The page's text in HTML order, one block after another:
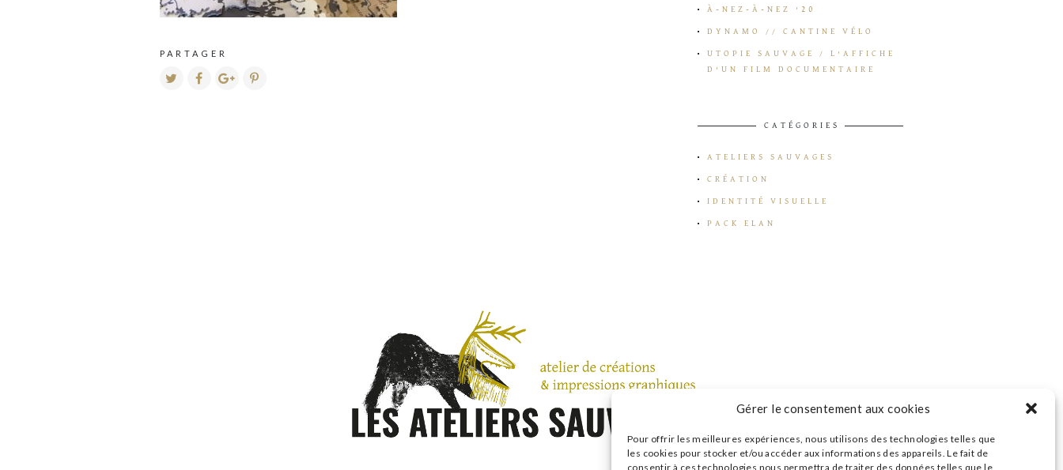
Gérer le consentement aux cookies
Pour offrir les meilleures expériences, nous utilisons des technologies telles que
les cookies pour stocker et/ou accéder aux informations des appareils. Le fait de
consentir à ces technologies nous permettra de traiter des données telles que le
PARTAGER
À-NEZ-À-NEZ ’20
DYNAMO // CANTINE VÉLO
UTOPIE SAUVAGE / L’AFFICHE
D’UN FILM DOCUMENTAIRE
CATÉGORIES
ATELIERS SAUVAGES
CRÉATION
IDENTITÉ VISUELLE
PACK ELAN